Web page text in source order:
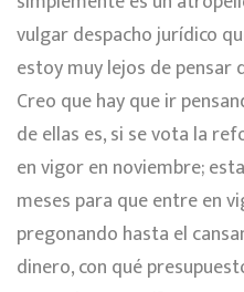
vulgar despacho jurídico
estoy muy lejos de pensar
Creo que hay que ir
de ellas es, si se vota la
en vigor en noviembre;
meses para que entre en
pregonando hasta el
dinero, con qué